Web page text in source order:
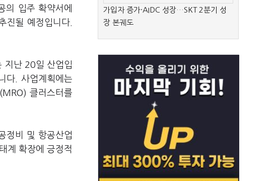
의 입주 확약서에
진될 예정입니다.
지난 20일 산업입
다. 사업계획에는
클러스터를
정비 및 항공산업
계 확장에 긍정적
가입자 증가·AIDC 성장…SKT 2분기 성
장 본궤도